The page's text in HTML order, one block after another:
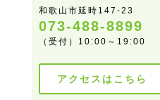
和歌山市延時147-23
073-488-8899
（受付）10:00～19:00
アクセスはこちら